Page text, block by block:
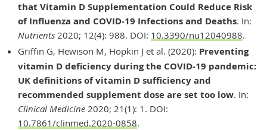
that Vitamin D Supplementation Could Reduce Risk
of Influenza and COVID-19 Infections and Deaths. In:
Nutrients 2020; 12(4): 988. DOI: 10.3390/nu12040988.
Griffin G, Hewison M, Hopkin J et al. (2020): Preventing
vitamin D deficiency during the COVID-19 pandemic:
UK definitions of vitamin D sufficiency and
recommended supplement dose are set too low. In:
Clinical Medicine 2020; 21(1): 1. DOI:
10.7861/clinmed.2020-0858.